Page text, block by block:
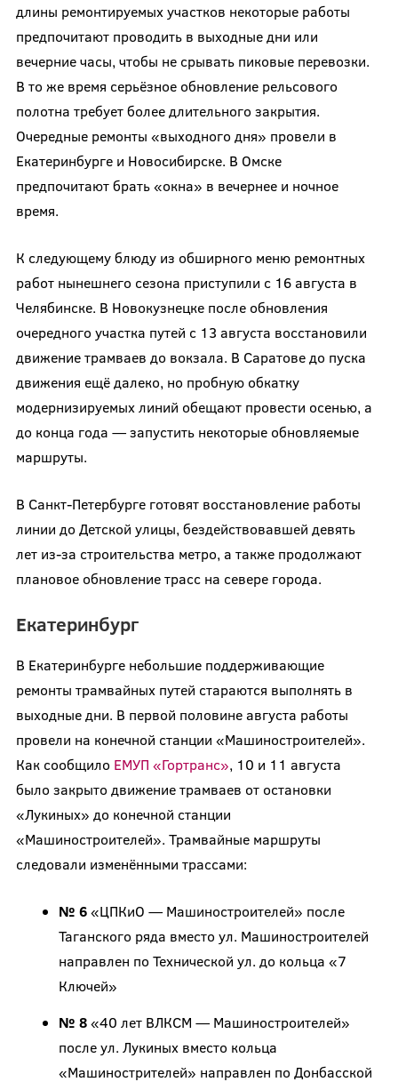
длины ремонтируемых участков некоторые работы
предпочитают проводить в выходные дни или
вечерние часы, чтобы не срывать пиковые перевозки.
В то же время серьёзное обновление рельсового
полотна требует более длительного закрытия.
Очередные ремонты «выходного дня» провели в
Екатеринбурге и Новосибирске. В Омске
предпочитают брать «окна» в вечернее и ночное
время.
К следующему блюду из обширного меню ремонтных
работ нынешнего сезона приступили с 16 августа в
Челябинске. В Новокузнецке после обновления
очередного участка путей с 13 августа восстановили
движение трамваев до вокзала. В Саратове до пуска
движения ещё далеко, но пробную обкатку
модернизируемых линий обещают провести осенью, а
до конца года — запустить некоторые обновляемые
маршруты.
В Санкт-Петербурге готовят восстановление работы
линии до Детской улицы, бездействовавшей девять
лет из-за строительства метро, а также продолжают
плановое обновление трасс на севере города.
Екатеринбург
В Екатеринбурге небольшие поддерживающие
ремонты трамвайных путей стараются выполнять в
выходные дни. В первой половине августа работы
провели на конечной станции «Машиностроителей».
Как сообщило ЕМУП «Гортранс», 10 и 11 августа
было закрыто движение трамваев от остановки
«Лукиных» до конечной станции
«Машиностроителей». Трамвайные маршруты
следовали изменёнными трассами:
№ 6«ЦПКиО — Машиностроителей» после
Таганского ряда вместо ул. Машиностроителей
направлен по Технической ул. до кольца «7
Ключей»
№ 8«40 лет ВЛКСМ — Машиностроителей»
после ул. Лукиных вместо кольца
«Машинострителей» направлен по Донбасской